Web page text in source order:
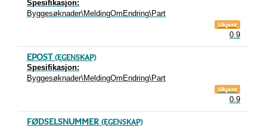
Spesifikasjon:
Byggesøknader\MeldingOmEndring\Part
Ukjent
0.9
EPOST (EGENSKAP)
Spesifikasjon:
Byggesøknader\MeldingOmEndring\Part
Ukjent
0.9
FØDSELSNUMMER (EGENSKAP)